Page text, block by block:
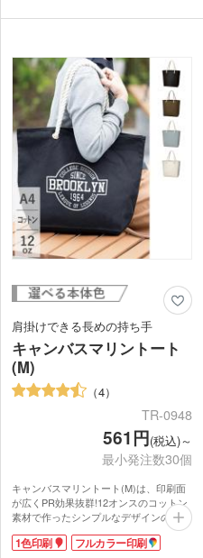
口元はホックで留められるので、中身が
用意。表面と裏面のうちお好きな方へ名
入れも可能です。シンプルなデザインな
ので、ロゴマークやフルカラーの印刷が
よく映えます。ノベルティだけでなく、
音楽イベントなどのオリジナルグッズと
してもおすすめの商品です。
肩掛けできる長めの持ち手
キャンバスマリントート
(M)
4
TR-0948
561円(税込)～
最小発注数30個
キャンバスマリントート(M)は、印刷面
が広くPR効果抜群!12オンスのコットン
素材で作ったシンプルなデザインのトー
トバッグです。雑貨店でオリジナルバッ
グを作ったり、お店のノベルティに人気
1色印刷 フルカラー印刷